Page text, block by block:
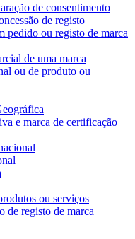
de consentimento
de registo
pedido ou registo de marca
de uma marca
ou de produto ou
e marca de certificação
ou serviços
de registo de marca